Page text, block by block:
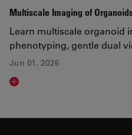
Multiscale Imaging of
Learn multiscale organoid
phenotyping, gentle dual
Jun 01, 2026
Read article